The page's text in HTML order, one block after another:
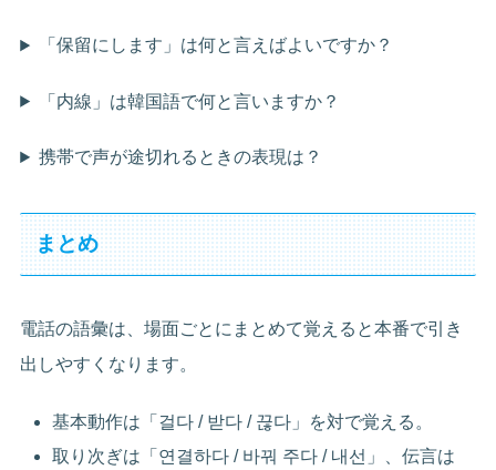
「保留にします」は何と言えばよいですか？
「内線」は韓国語で何と言いますか？
携帯で声が途切れるときの表現は？
まとめ
電話の語彙は、場面ごとにまとめて覚えると本番で引き
出しやすくなります。
基本動作は「걸다 / 받다 / 끊다」を対で覚える。
取り次ぎは「연결하다 / 바꿔 주다 / 내선」、伝言は